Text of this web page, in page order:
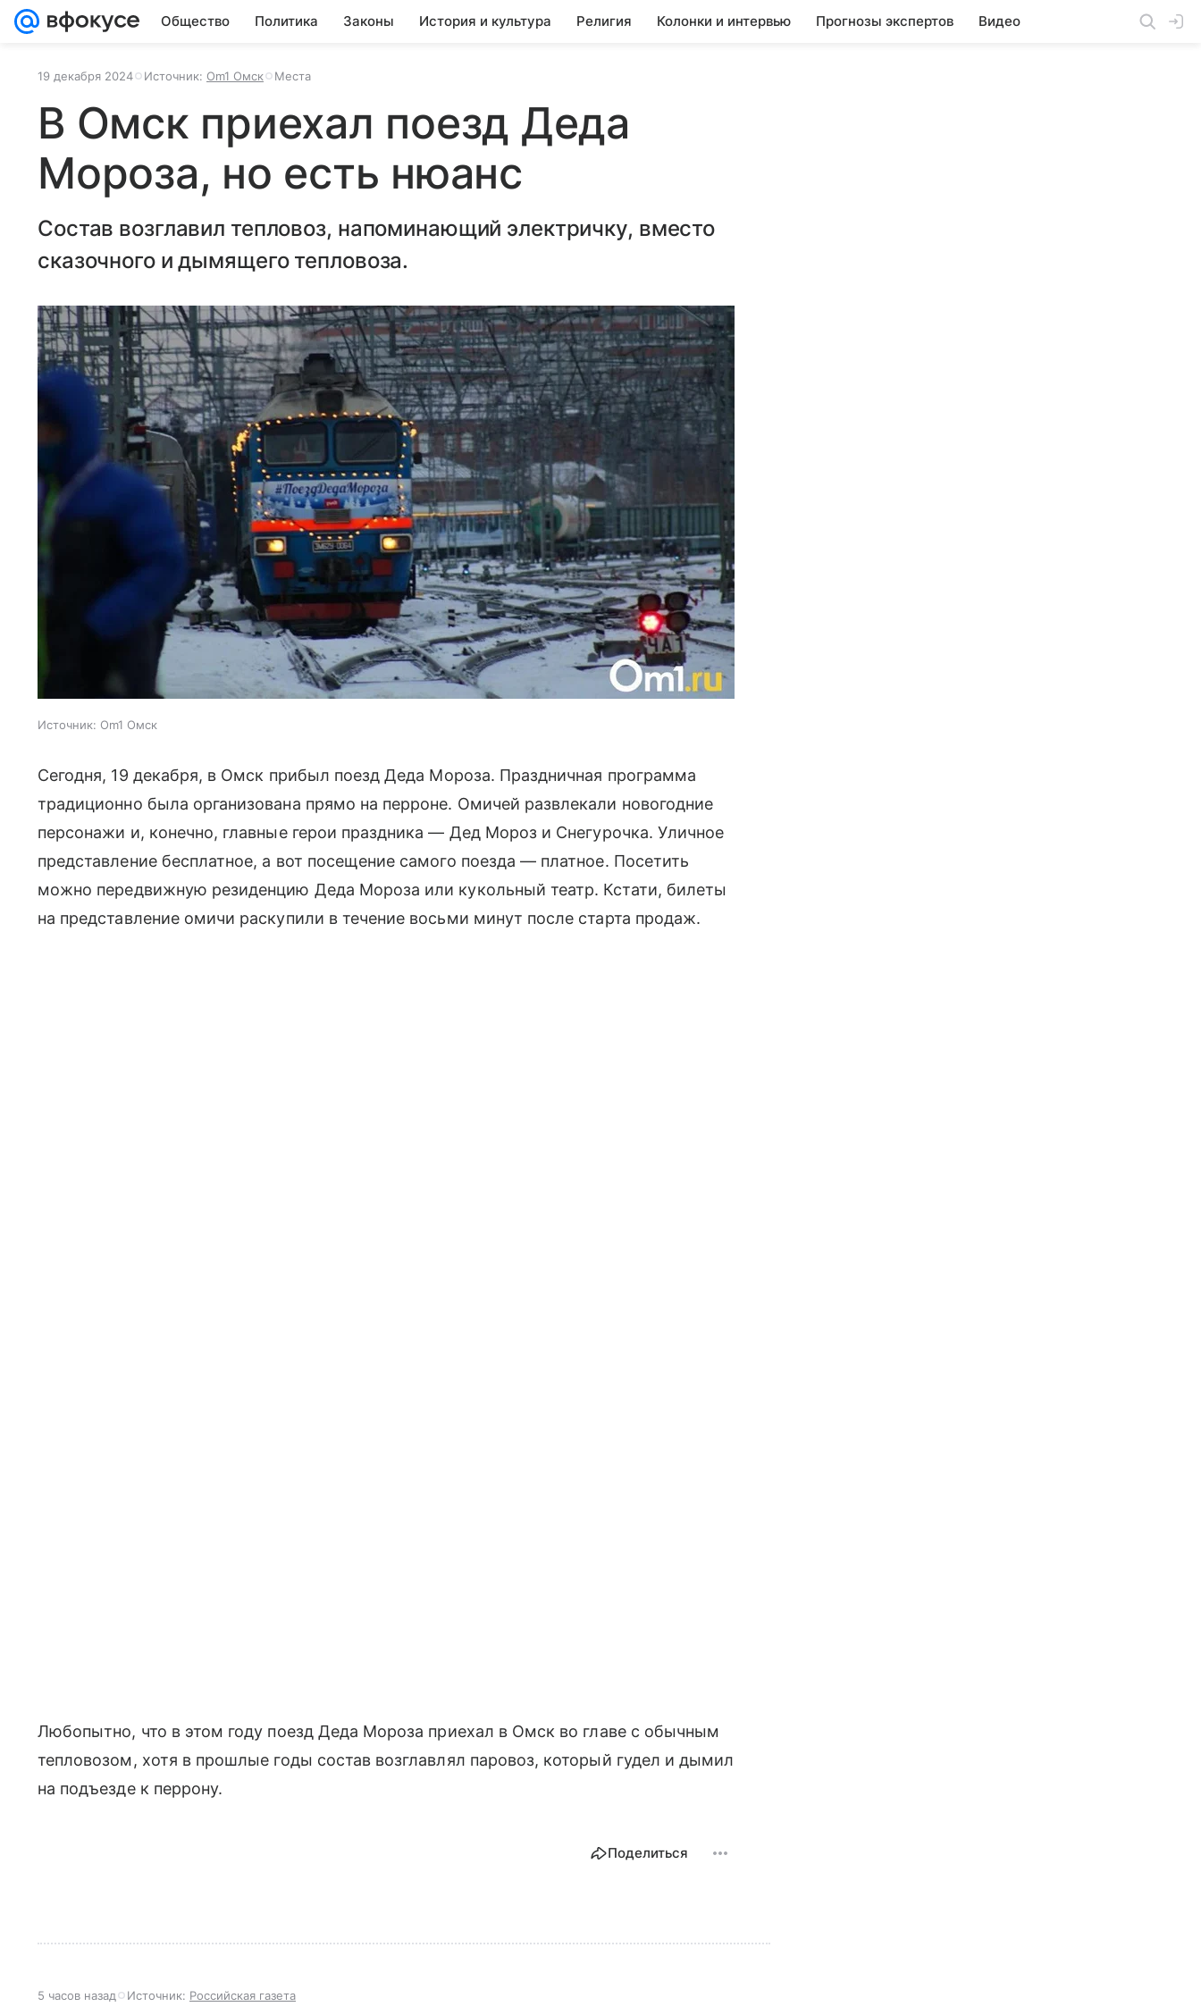
Общество Политика Законы История и культура Религия Колонки и интервью Прогнозы экспертов Видео
19 декабря 2024 Источник: Om1 Омск Места
В Омск приехал поезд Деда
Мороза, но есть нюанс
Состав возглавил тепловоз, напоминающий электричку, вместо
сказочного и дымящего тепловоза.
Источник: Om1 Омск
Сегодня, 19 декабря, в Омск прибыл поезд Деда Мороза. Праздничная программа
традиционно была организована прямо на перроне. Омичей развлекали новогодние
персонажи и, конечно, главные герои праздника — Дед Мороз и Снегурочка. Уличное
представление бесплатное, а вот посещение самого поезда — платное. Посетить
можно передвижную резиденцию Деда Мороза или кукольный театр. Кстати, билеты
на представление омичи раскупили в течение восьми минут после старта продаж.
Любопытно, что в этом году поезд Деда Мороза приехал в Омск во главе с обычным
тепловозом, хотя в прошлые годы состав возглавлял паровоз, который гудел и дымил
на подъезде к перрону.
Поделиться
5 часов назад Источник: Российская газета